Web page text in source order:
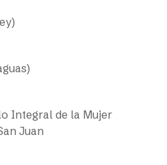
Integral de la Mujer
Juan